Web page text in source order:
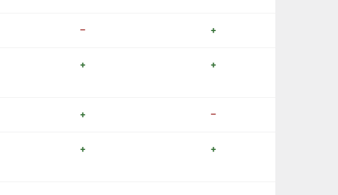
– +
+ +
+ –
+ +